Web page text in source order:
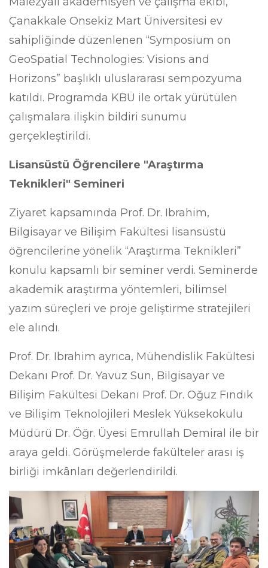
Çanakkale Onsekiz Mart Üniversitesi ev
sahipliğinde düzenlenen “Symposium on
GeoSpatial Technologies: Visions and
Horizons” başlıklı uluslararası sempozyuma
katıldı. Programda KBÜ ile ortak yürütülen
çalışmalara ilişkin bildiri sunumu
gerçekleştirildi.
Lisansüstü Öğrencilere "Araştırma
Teknikleri" Semineri
Ziyaret kapsamında Prof. Dr. Ibrahim,
Bilgisayar ve Bilişim Fakültesi lisansüstü
öğrencilerine yönelik “Araştırma Teknikleri”
konulu kapsamlı bir seminer verdi. Seminerde
akademik araştırma yöntemleri, bilimsel
yazım süreçleri ve proje geliştirme stratejileri
ele alındı.
Prof. Dr. Ibrahim ayrıca, Mühendislik Fakültesi
Dekanı Prof. Dr. Yavuz Sun, Bilgisayar ve
Bilişim Fakültesi Dekanı Prof. Dr. Oğuz Fındık
ve Bilişim Teknolojileri Meslek Yüksekokulu
Müdürü Dr. Öğr. Üyesi Emrullah Demiral ile bir
araya geldi. Görüşmelerde fakülteler arası iş
birliği imkânları değerlendirildi.